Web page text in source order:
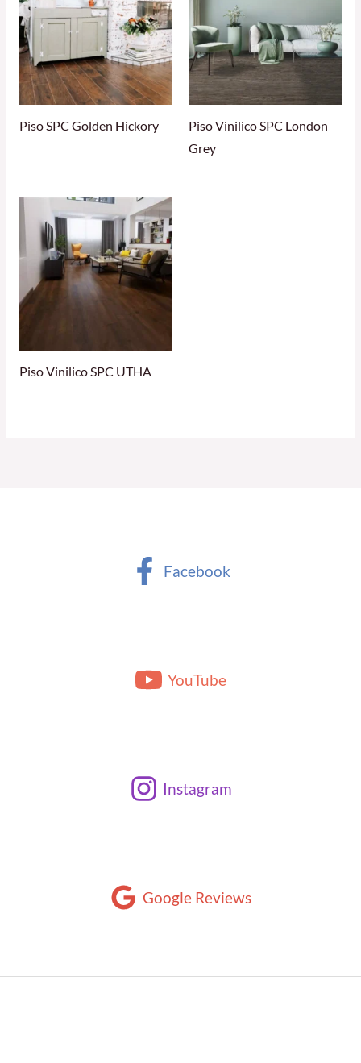
Piso SPC Golden Hickory
Piso Vinilico SPC London
Grey
Piso Vinilico SPC UTHA
Facebook
YouTube
Instagram
Google Reviews